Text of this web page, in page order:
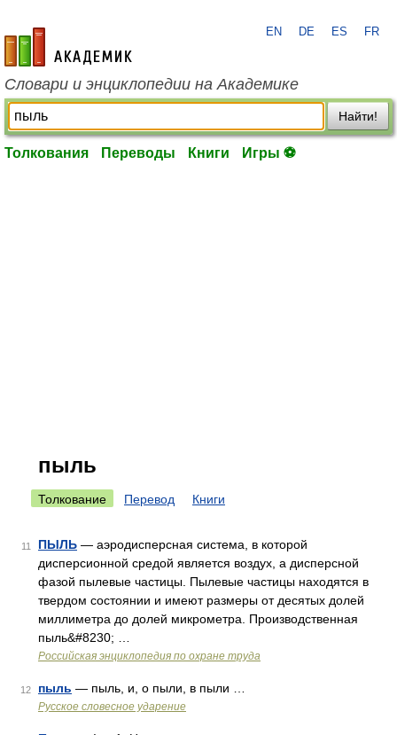
academic.ru
EN DE ES FR
Словари и энциклопедии на Академике
Найти!
Толкования Переводы Книги Игры ⚽
пыль
Толкование Перевод Книги
11 ПЫЛЬ — аэродисперсная система, в которой
дисперсионной средой является воздух, а дисперсной
фазой пылевые частицы. Пылевые частицы находятся в
твердом состоянии и имеют размеры от десятых долей
миллиметра до долей микрометра. Производственная
пыль&#8230; …
Российская энциклопедия по охране труда
12 пыль — пыль, и, о пыли, в пыли …
Русское словесное ударение